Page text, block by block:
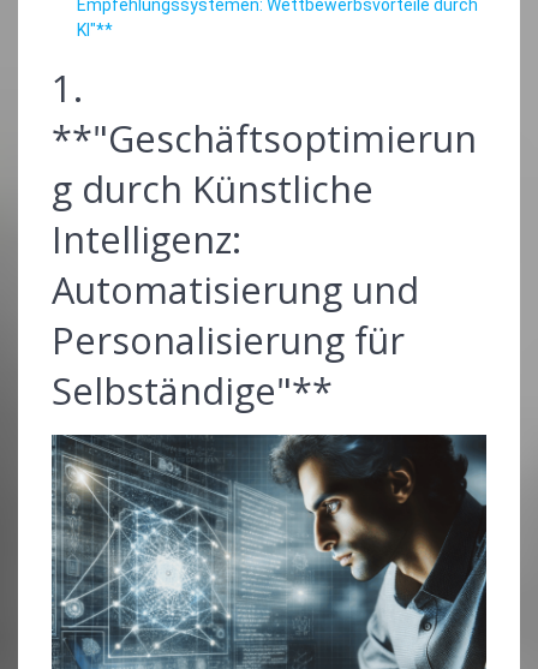
Empfehlungssystemen: Wettbewerbsvorteile durch
KI"**
1.
**"Geschäftsoptimierun
g durch Künstliche
Intelligenz:
Automatisierung und
Personalisierung für
Selbständige"**